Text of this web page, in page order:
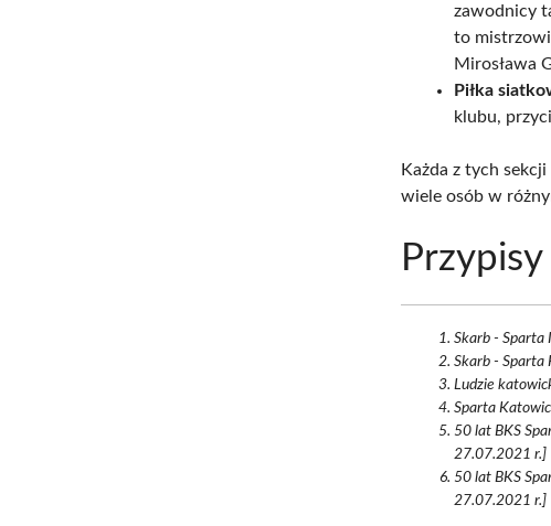
zawodnicy
to
Mirosława
Piłka
klubu,
Każda z tych
wiele osób w
Przypisy
Skarb -
Skarb -
Ludzie
Sparta
50 lat BKS
27.07.2021 r.]
50 lat BKS
27.07.2021 r.]